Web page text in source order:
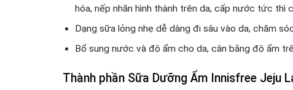
hóa, nếp nhăn hình thành trên da, cấp nước tức thì
Dạng sữa lỏng nhẹ dễ dàng đi sâu vào da, chăm
Bổ sung nước và độ ẩm cho da, cân bằng độ ẩm
Thành phần Sữa Dưỡng Ẩm Innisfree Jeju